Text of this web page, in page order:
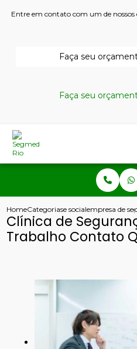
Entre em contato com um de nossos
Faça seu
Faça seu
HomeCategoriase socialempresa de
Clínica de
Trabalho Contato